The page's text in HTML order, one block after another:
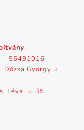
– 56491016
Dózsa György u.
Lévai u. 35.